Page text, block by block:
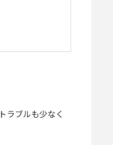
ラブルも少なく